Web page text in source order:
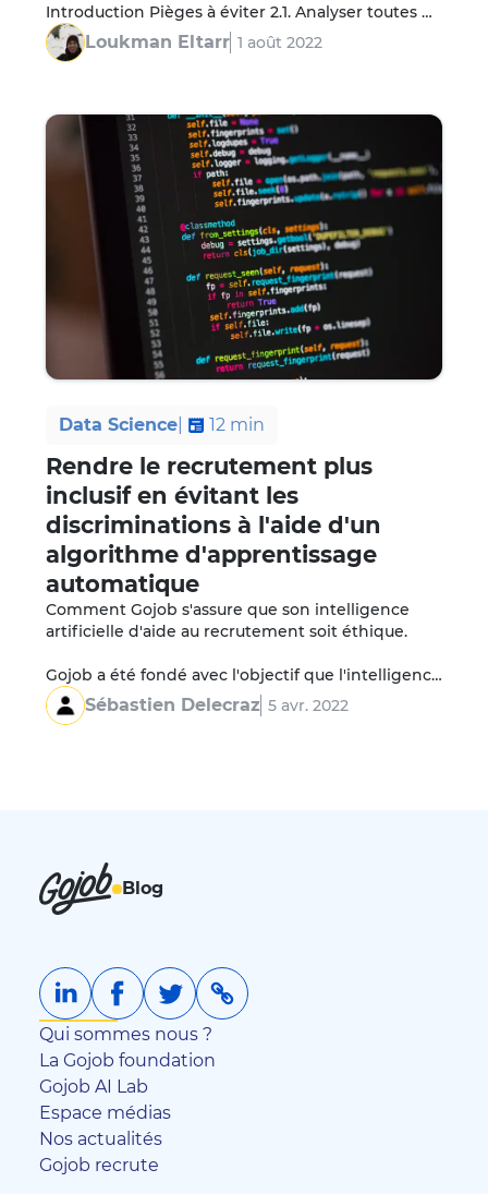
Introduction Pièges à éviter 2.1. Analyser toutes
les données
2.2. Ne pas discuter avec les experts du domaine
Loukman Eltarr 1 août 2022
Data Science 12 min
Rendre le recrutement plus
inclusif en évitant les
discriminations à l'aide d'un
algorithme d'apprentissage
automatique
Comment Gojob s'assure que son intelligence
artificielle d'aide au recrutement soit éthique.
Gojob a été fondé avec l'objectif que l'intelligence
artificielle (IA) puisse non seulement accélérer les
processus de recrutement (en particulier la…
Sébastien Delecraz 5 avr. 2022
Blog
Qui sommes nous ?
La Gojob foundation
Gojob AI Lab
Espace médias
Nos actualités
Gojob recrute